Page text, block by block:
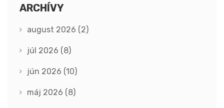
ARCHÍVY
august 2026 (2)
júl 2026 (8)
jún 2026 (10)
máj 2026 (8)